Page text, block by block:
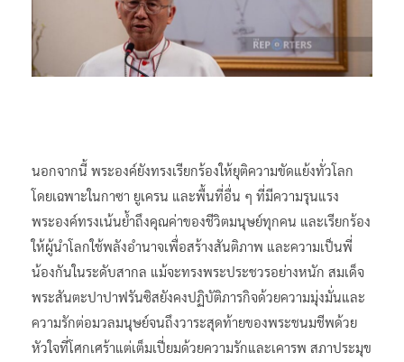
นอกจากนี้ พระองค์ยังทรงเรียกร้องให้ยุติความขัดแย้งทั่วโลก
โดยเฉพาะในกาซา ยูเครน และพื้นที่อื่น ๆ ที่มีความรุนแรง
พระองค์ทรงเน้นย้ำถึงคุณค่าของชีวิตมนุษย์ทุกคน และเรียกร้อง
ให้ผู้นำโลกใช้พลังอำนาจเพื่อสร้างสันติภาพ และความเป็นพี่
น้องกันในระดับสากล แม้จะทรงพระประชวรอย่างหนัก สมเด็จ
พระสันตะปาปาฟรันซิสยังคงปฏิบัติภารกิจด้วยความมุ่งมั่นและ
ความรักต่อมวลมนุษย์จนถึงวาระสุดท้ายของพระชนมชีพด้วย
หัวใจที่โศกเศร้าแต่เต็มเปี่ยมด้วยความรักและเคารพ สภาประมุข